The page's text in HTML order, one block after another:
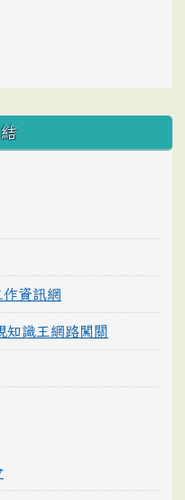
資訊網
知識王網路闖關